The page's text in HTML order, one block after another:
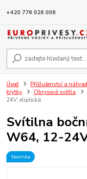
+420 776 026 008
Úvod Příšlušenství a
krytky
Obrysová světla
24V, eliptická
Svítilna
W64, 12-
Novinka